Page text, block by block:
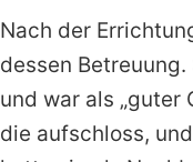
Nach der
dessen
und war als „guter
die aufschloss,